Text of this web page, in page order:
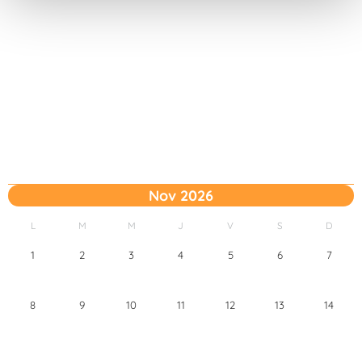
Nov 2026
L M M J V S D
1 2 3 4 5 6 7
8 9 10 11 12 13 14